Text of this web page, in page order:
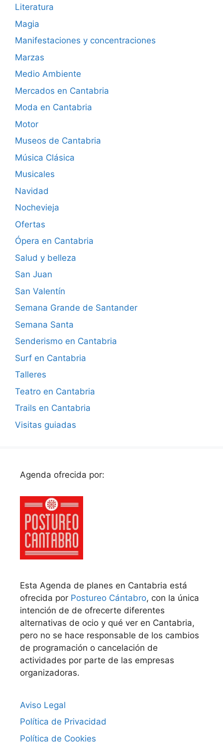
Literatura
Magia
Manifestaciones y concentraciones
Marzas
Medio Ambiente
Mercados en Cantabria
Moda en Cantabria
Motor
Museos de Cantabria
Música Clásica
Musicales
Navidad
Nochevieja
Ofertas
Ópera en Cantabria
Salud y belleza
San Juan
San Valentín
Semana Grande de Santander
Semana Santa
Senderismo en Cantabria
Surf en Cantabria
Talleres
Teatro en Cantabria
Trails en Cantabria
Visitas guiadas
Agenda ofrecida por:
Esta Agenda de planes en Cantabria está
ofrecida por Postureo Cántabro, con la única
intención de de ofrecerte diferentes
alternativas de ocio y qué ver en Cantabria,
pero no se hace responsable de los cambios
de programación o cancelación de
actividades por parte de las empresas
organizadoras.
Aviso Legal
Política de Privacidad
Política de Cookies